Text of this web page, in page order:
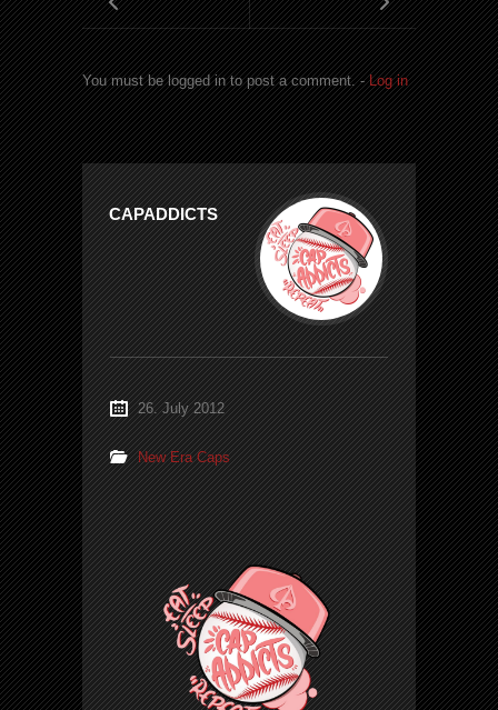
You must be logged in to post a comment. -Log in
CAPADDICTS
26. July 2012
New Era Caps